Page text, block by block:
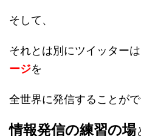
そして、
それとは別にツイッターは
ージを
全世界に発信することがで
情報発信の練習の場